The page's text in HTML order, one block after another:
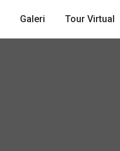
Galeri Tour Virtual